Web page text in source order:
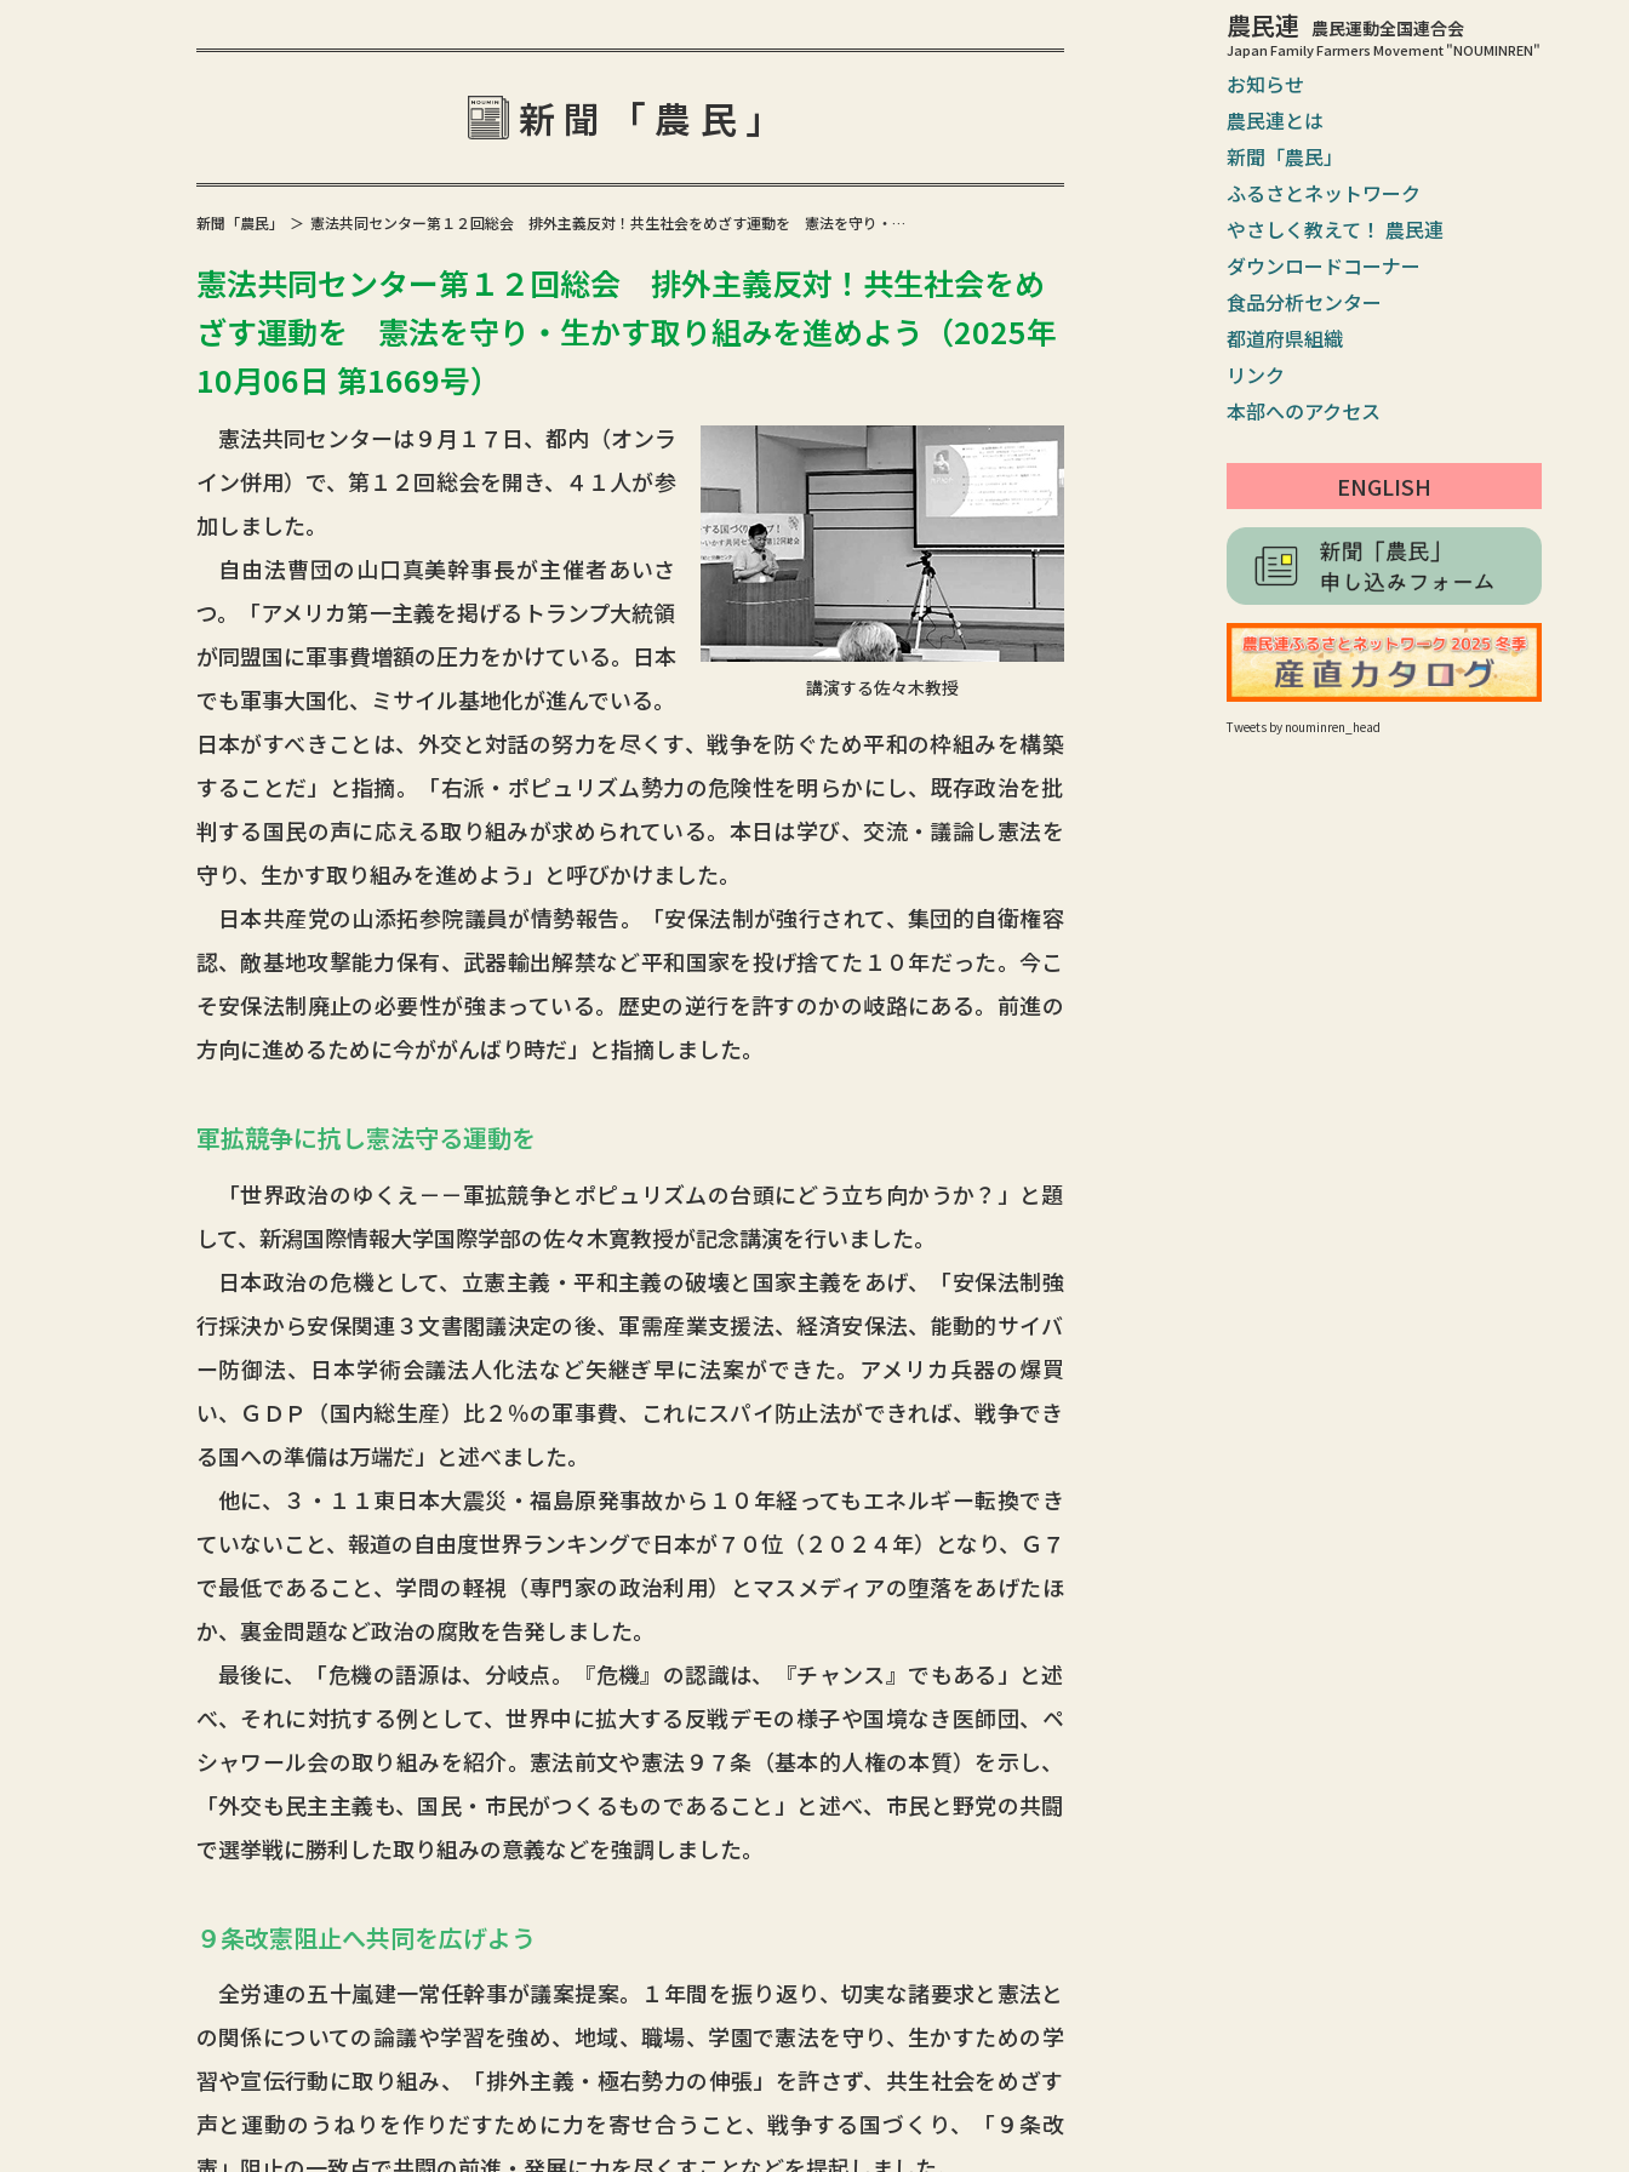
農民連 農民運動全国連合会
Japan Family Farmers Movement "NOUMINREN"
お知らせ
農民連とは
新聞「農民」
ふるさとネットワーク
やさしく教えて！ 農民連
ダウンロードコーナー
食品分析センター
都道府県組織
リンク
本部へのアクセス
ENGLISH
Tweets by nouminren_head
新聞「農民」
新聞「農民」 憲法共同センター第１２回総会 排外主義反対！共生社会をめざす運動を 憲法を守り・…
憲法共同センター第１２回総会 排外主義反対！共生社会をめ
ざす運動を 憲法を守り・生かす取り組みを進めよう（2025年
10月06日 第1669号）
講演する佐々木教授
憲法共同センターは９月１７日、都内（オンラ
イン併用）で、第１２回総会を開き、４１人が参
加しました。
自由法曹団の山口真美幹事長が主催者あいさ
つ。「アメリカ第一主義を掲げるトランプ大統領
が同盟国に軍事費増額の圧力をかけている。日本
でも軍事大国化、ミサイル基地化が進んでいる。
日本がすべきことは、外交と対話の努力を尽くす、戦争を防ぐため平和の枠組みを構築
することだ」と指摘。「右派・ポピュリズム勢力の危険性を明らかにし、既存政治を批
判する国民の声に応える取り組みが求められている。本日は学び、交流・議論し憲法を
守り、生かす取り組みを進めよう」と呼びかけました。
日本共産党の山添拓参院議員が情勢報告。「安保法制が強行されて、集団的自衛権容
認、敵基地攻撃能力保有、武器輸出解禁など平和国家を投げ捨てた１０年だった。今こ
そ安保法制廃止の必要性が強まっている。歴史の逆行を許すのかの岐路にある。前進の
方向に進めるために今ががんばり時だ」と指摘しました。
軍拡競争に抗し憲法守る運動を
「世界政治のゆくえ－－軍拡競争とポピュリズムの台頭にどう立ち向かうか？」と題
して、新潟国際情報大学国際学部の佐々木寛教授が記念講演を行いました。
日本政治の危機として、立憲主義・平和主義の破壊と国家主義をあげ、「安保法制強
行採決から安保関連３文書閣議決定の後、軍需産業支援法、経済安保法、能動的サイバ
ー防御法、日本学術会議法人化法など矢継ぎ早に法案ができた。アメリカ兵器の爆買
い、ＧＤＰ（国内総生産）比２％の軍事費、これにスパイ防止法ができれば、戦争でき
る国への準備は万端だ」と述べました。
他に、３・１１東日本大震災・福島原発事故から１０年経ってもエネルギー転換でき
ていないこと、報道の自由度世界ランキングで日本が７０位（２０２４年）となり、Ｇ７
で最低であること、学問の軽視（専門家の政治利用）とマスメディアの堕落をあげたほ
か、裏金問題など政治の腐敗を告発しました。
最後に、「危機の語源は、分岐点。『危機』の認識は、『チャンス』でもある」と述
べ、それに対抗する例として、世界中に拡大する反戦デモの様子や国境なき医師団、ペ
シャワール会の取り組みを紹介。憲法前文や憲法９７条（基本的人権の本質）を示し、
「外交も民主主義も、国民・市民がつくるものであること」と述べ、市民と野党の共闘
で選挙戦に勝利した取り組みの意義などを強調しました。
９条改憲阻止へ共同を広げよう
全労連の五十嵐建一常任幹事が議案提案。１年間を振り返り、切実な諸要求と憲法と
の関係についての論議や学習を強め、地域、職場、学園で憲法を守り、生かすための学
習や宣伝行動に取り組み、「排外主義・極右勢力の伸張」を許さず、共生社会をめざす
声と運動のうねりを作りだすために力を寄せ合うこと、戦争する国づくり、「９条改